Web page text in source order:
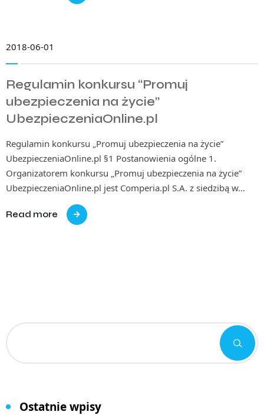
2018-06-01
Regulamin konkursu “Promuj
ubezpieczenia na życie”
UbezpieczeniaOnline.pl
Regulamin konkursu „Promuj ubezpieczenia na życie”
UbezpieczeniaOnline.pl §1 Postanowienia ogólne 1.
Organizatorem konkursu „Promuj ubezpieczenia na życie”
UbezpieczeniaOnline.pl jest Comperia.pl S.A. z siedzibą w…
Read more
Ostatnie wpisy